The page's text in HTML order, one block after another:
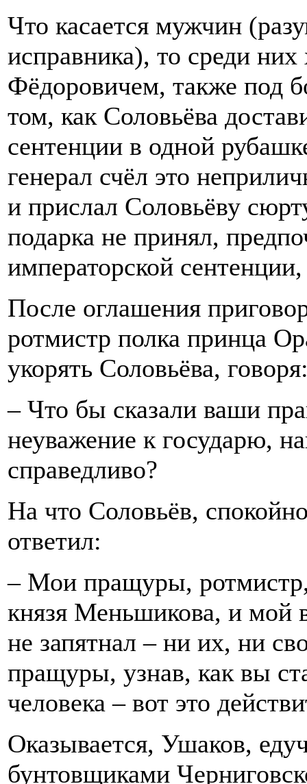
Что касается мужчин
исправника), то среди
Фёдоровичем, также под
том, как Соловьёва
сентенции в одной
генерал счёл это
и прислал Соловьёву
подарка не принял,
императорской
После оглашения
ротмистр полка принца
укорять Соловьёва,
– Что бы сказали ваши
неуважение к государю,
справедливо?
На что Соловьёв,
ответил:
– Мои пращуры,
князя Меньшикова, и мой
не запятнал – ни их, ни
пращуры, узнав, как вы
человека – вот это
Оказывается, Ушаков,
бунтовщиками